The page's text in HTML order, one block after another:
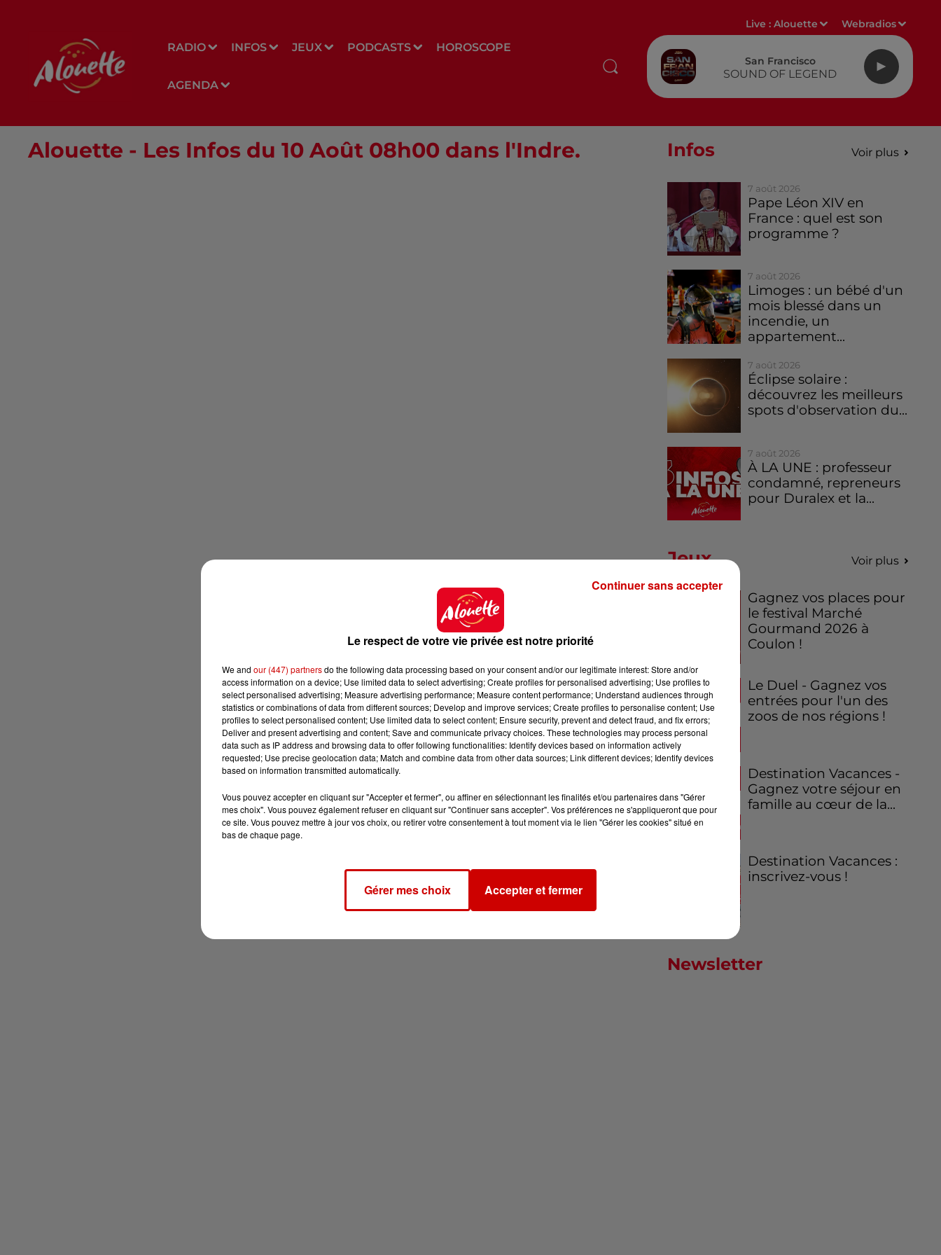
RADIO INFOS JEUX PODCASTS HOROSCOPE
AGENDA
Live :Alouette Webradios
San Francisco
SOUND OF LEGEND
Alouette - Les Infos du 10 Août 08h00 dans l'Indre. Infos Voir plus
7 août 2026
Pape Léon XIV en
France : quel est son
programme ?
7 août 2026
Limoges : un bébé d'un
mois blessé dans un
incendie, un
appartement...
7 août 2026
Éclipse solaire :
découvrez les meilleurs
spots d'observation du...
7 août 2026
À LA UNE : professeur
condamné, repreneurs
pour Duralex et la...
Jeux Voir plus
Gagnez vos places pour
le festival Marché
Gourmand 2026 à
Coulon !
Le Duel - Gagnez vos
entrées pour l'un des
zoos de nos régions !
Destination Vacances -
Gagnez votre séjour en
famille au cœur de la...
Destination Vacances :
inscrivez-vous !
Newsletter
Le respect de votre vie privée est notre priorité
We and our (447) partnersdo the following data processing based on your consent and/or our legitimate interest: Store and/or
access information on a device; Use limited data to select advertising; Create profiles for personalised advertising; Use profiles to
select personalised advertising; Measure advertising performance; Measure content performance; Understand audiences through
statistics or combinations of data from different sources; Develop and improve services; Create profiles to personalise content; Use
profiles to select personalised content; Use limited data to select content; Ensure security, prevent and detect fraud, and fix errors;
Deliver and present advertising and content; Save and communicate privacy choices. These technologies may process personal
data such as IP address and browsing data to offer following functionalities: Identify devices based on information actively
requested; Use precise geolocation data; Match and combine data from other data sources; Link different devices; Identify devices
based on information transmitted automatically.
Vous pouvez accepter en cliquant sur "Accepter et fermer", ou affiner en sélectionnant les finalités et/ou partenaires dans "Gérer
mes choix". Vous pouvez également refuser en cliquant sur "Continuer sans accepter". Vos préférences ne s'appliqueront que pour
ce site. Vous pouvez mettre à jour vos choix, ou retirer votre consentement à tout moment via le lien "Gérer les cookies" situé en
bas de chaque page.
Gérer mes choix Accepter et fermer
Continuer sans accepter